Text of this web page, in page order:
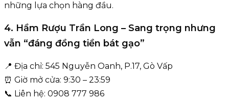
những lựa chọn hàng đầu.
4. Hầm Rượu Trần Long – Sang trọng nhưng
vẫn “đáng đồng tiền bát gạo”
📍 Địa chỉ: 545 Nguyễn Oanh, P.17, Gò Vấp
⏰ Giờ mở cửa: 9:30 – 23:59
📞 Liên hệ: 0908 777 986